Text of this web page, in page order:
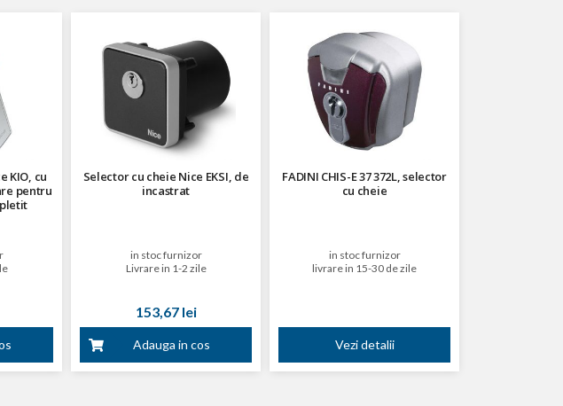
KIO, cu
pentru
Selector cu cheie Nice EKSI, de
incastrat
in stoc furnizor
Livrare in 1-2 zile
153,67 lei
Adauga in cos
FADINI CHIS-E 37 372L, selector
cu cheie
in stoc furnizor
livrare in 15-30 de zile
Vezi detalii